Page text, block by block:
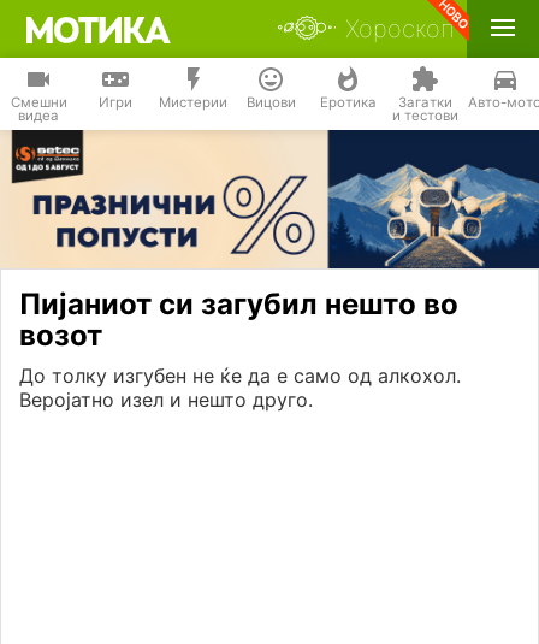
Хороскоп
Смешни
видеа
Игри Мистерии Вицови Еротика Загатки
и тестови
Авто-
Пијаниот си загубил нешто во
возот
До толку изгубен не ќе да е само од алкохол.
Веројатно изел и нешто друго.